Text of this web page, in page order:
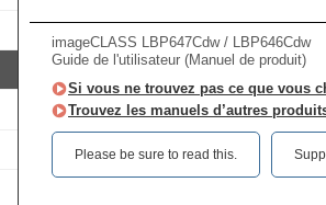
imageCLASS LBP647Cdw / LBP646Cdw
Guide de l'utilisateur (Manuel de produit)
Si vous ne trouvez pas ce que vous
Trouvez les manuels d’autres
Please be sure to read this.‎